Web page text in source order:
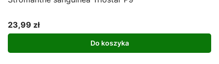
Cena
23,99 zł
Do koszyka